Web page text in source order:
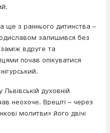
ще з раннього дитинства –
залишився без
вдруге та
почав опікуватися
духовній
неохоче. Врешті – через
молитви» його двічі